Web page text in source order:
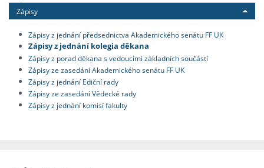
Zápisy
Zápisy z jednání předsednictva Akademického senátu FF UK
Zápisy z jednání kolegia děkana
Zápisy z porad děkana s vedoucími základních součástí
Zápisy ze zasedání Akademického senátu FF UK
Zápisy z jednání Ediční rady
Zápisy ze zasedání Vědecké rady
Zápisy z jednání komisí fakulty